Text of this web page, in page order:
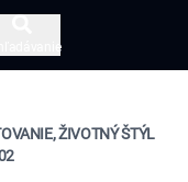
ŽIVOTNÝ ŠTÝL